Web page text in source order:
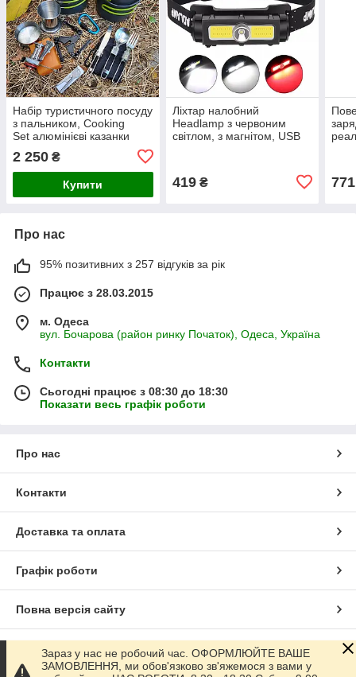
Набір туристичного посуду
з пальником, Cooking
Set алюмінієві казанки
2 250 ₴
Купити
Ліхтар налобний
Headlamp з червоним
світлом, з магнітом, USB
419₴ 771
Про нас
95% позитивних з 257 відгуків за рік
Працює з 28.03.2015
м. Одеса
вул. Бочарова (район ринку Початок), Одеса, Україна
Контакти
Сьогодні працює з 08:30 до 18:30
Показати весь графік роботи
Про нас
Контакти
Доставка та оплата
Графік роботи
Повна версія сайту
Сайт створено на маркетплейсіProm.ua
Зараз у нас не робочий час. ОФОРМЛЮЙТЕ ВАШЕ
ЗАМОВЛЕННЯ, ми обов'язково зв'яжемося з вами у